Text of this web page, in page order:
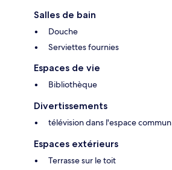
Salles de bain
Douche
Serviettes fournies
Espaces de vie
Bibliothèque
Divertissements
télévision dans l'espace commun
Espaces extérieurs
Terrasse sur le toit